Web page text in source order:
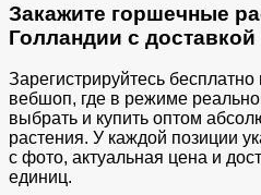
Закажите горшечные
Голландии с
Зарегистрируйтесь бесплатно
вебшоп, где в режиме
выбрать и купить оптом
растения. У каждой позиции
с фото, актуальная цена и
единиц.